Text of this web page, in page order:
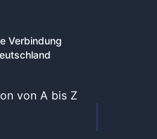
Verbindung
von A bis Z